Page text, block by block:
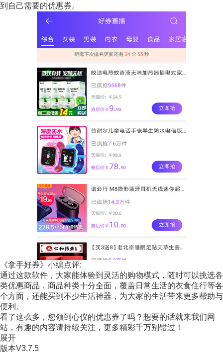
到自己需要的优惠券。
《拿手好券》小编点评:
通过这款软件，大家能体验到灵活的购物模式，随时可以挑选各
类优惠商品，商品种类十分全面，覆盖日常生活的衣食住行等各
个方面，还能买到不少生活神器，为大家的生活带来更多帮助与
便利。
看了这么多，您领到心仪的优惠券了吗？想要的话就来我们网
站，有趣的内容请持续关注，更多精彩千万别错过！
展开
版本V3.7.5